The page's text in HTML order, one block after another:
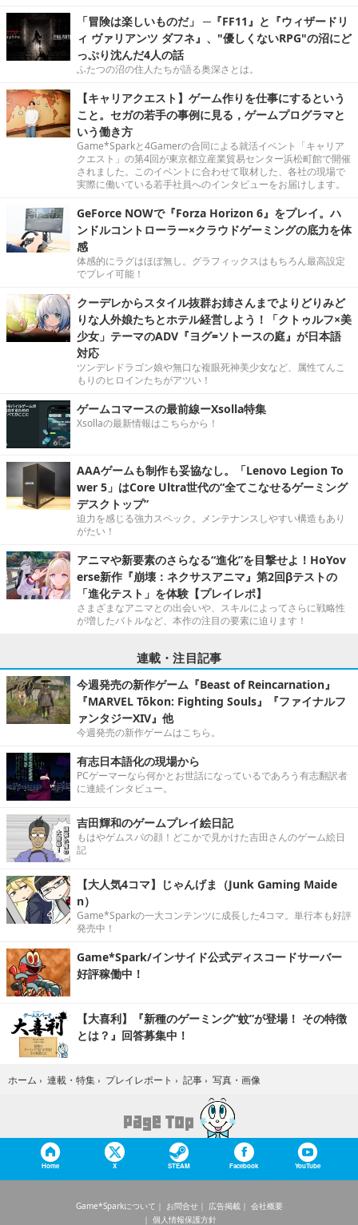
「冒険は楽しいものだ」 ─『FF11』と『ウィザードリ
ィ ヴァリアンツ ダフネ』、"優しくないRPG"の沼にど
っぷり沈んだ4人の話
ふたつの沼の住人たちが語る奥深さとは。
【キャリアクエスト】ゲーム作りを仕事にするという
こと。セガの若手の事例に見る，ゲームプログラマと
いう働き方
Game*Sparkと4Gamerの合同による就活イベント「キャリア
クエスト」の第4回が東京都立産業貿易センター浜松町館で開催
されました。このイベントに合わせて取材した、各社の現場で
実際に働いている若手社員へのインタビューをお届けします。
GeForce NOWで『Forza Horizon 6』をプレイ。ハ
ンドルコントローラー×クラウドゲーミングの底力を体
感
体感的にラグはほぼ無し。グラフィックスはもちろん最高設定
でプレイ可能！
クーデレからスタイル抜群お姉さんまでよりどりみど
りな人外娘たちとホテル経営しよう！「クトゥルフ×美
少女」テーマのADV『ヨグ=ソトースの庭』が日本語
対応
ツンデレドラゴン娘や無口な複眼死神美少女など、属性てんこ
もりのヒロインたちがアツい！
ゲームコマースの最前線ーXsolla特集
Xsollaの最新情報はこちらから！
AAAゲームも制作も妥協なし。「Lenovo Legion To
wer 5」はCore Ultra世代の“全てこなせるゲーミング
デスクトップ”
迫力を感じる強力スペック。メンテナンスしやすい構造もあり
がたい！
アニマや新要素のさらなる“進化”を目撃せよ！HoYov
erse新作『崩壊：ネクサスアニマ』第2回βテストの
「進化テスト」を体験【プレイレポ】
さまざまなアニマとの出会いや、スキルによってさらに戦略性
が増したバトルなど、本作の注目の要素に迫ります！
連載・注目記事
今週発売の新作ゲーム『Beast of Reincarnation』
『MARVEL Tōkon: Fighting Souls』『ファイナルフ
ァンタジーXIV』他
今週発売の新作ゲームはこちら。
有志日本語化の現場から
PCゲーマーなら何かとお世話になっているであろう有志翻訳者
に連続インタビュー。
吉田輝和のゲームプレイ絵日記
もはやゲムスパの顔！どこかで見かけた吉田さんのゲーム絵日
記
【大人気4コマ】じゃんげま（Junk Gaming Maide
n）
Game*Sparkの一大コンテンツに成長した4コマ。単行本も好評
発売中！
Game*Spark/インサイド公式ディスコードサーバー
好評稼働中！
【大喜利】『新種のゲーミング“蚊”が登場！ その特徴
とは？』回答募集中！
ホーム › 連載・特集 › プレイレポート › 記事 › 写真・画像
Home X STEAM Facebook YouTube
Game*Sparkについて お問合せ 広告掲載
会社概要
個人情報保護方針